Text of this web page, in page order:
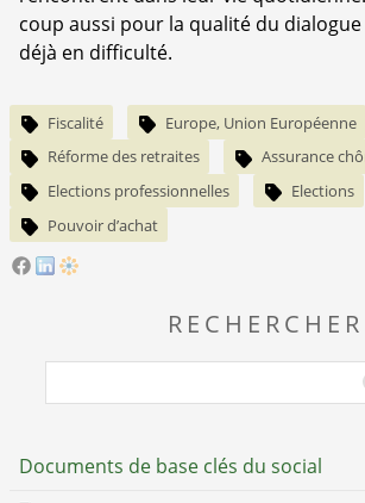
coup aussi pour la qualité du
déjà en difficulté.
Fiscalité
Europe, Union Européenne
Réforme des retraites
Assurance
Elections professionnelles
Elections
Pouvoir d’achat
RECHERCHER
Documents de base clés du social